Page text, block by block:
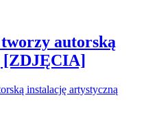
tworzy autorską
[ZDJĘCIA]